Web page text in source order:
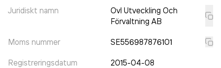
Juridiskt namn
Ovl Utveckling Och
Förvaltning AB
Moms nummer SE556987876101
Registreringsdatum 2015-04-08